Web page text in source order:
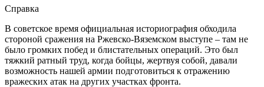
Справка
В советское время официальная историография обходила
стороной сражения на Ржевско-Вяземском выступе – там не
было громких побед и блистательных операций. Это был
тяжкий ратный труд, когда бойцы, жертвуя собой, давали
возможность нашей армии подготовиться к отражению
вражеских атак на других участках фронта.